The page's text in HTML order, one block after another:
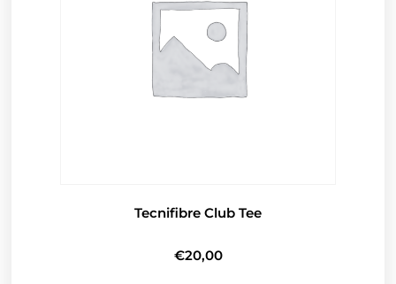
Tecnifibre Club Tee
€20,00